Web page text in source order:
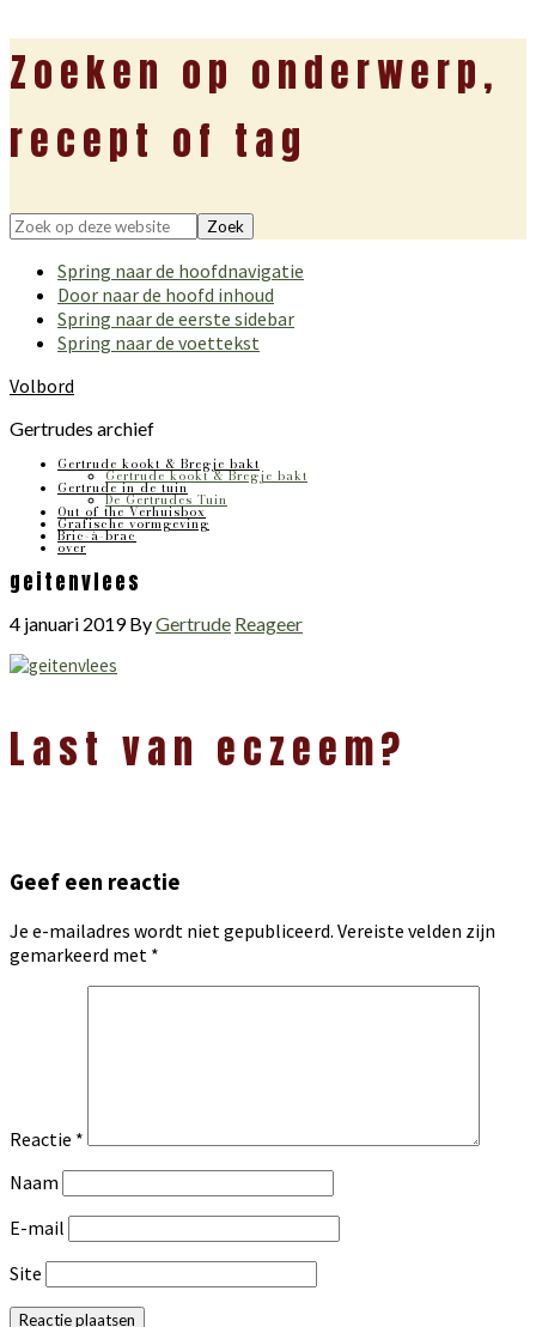
Zoeken op onderwerp,
recept of tag
Zoek
deze
website
Spring naar de hoofdnavigatie
Door naar de hoofd inhoud
Spring naar de eerste sidebar
Spring naar de voettekst
Volbord
Gertrudes archief
Gertrude kookt & Bregje bakt
Gertrude kookt & Bregje bakt
Gertrude in de tuin
De Gertrudes Tuin
Out of the Verhuisbox
Grafische vormgeving
Bric-à-brac
over
geitenvlees
4 januari 2019ByGertrude Reageer
Interacties
Last van eczeem?
Geef een reactie
Je e-mailadres wordt niet gepubliceerd. Vereiste velden zijn
gemarkeerd met *
Reactie *
Naam
E-mail
Site